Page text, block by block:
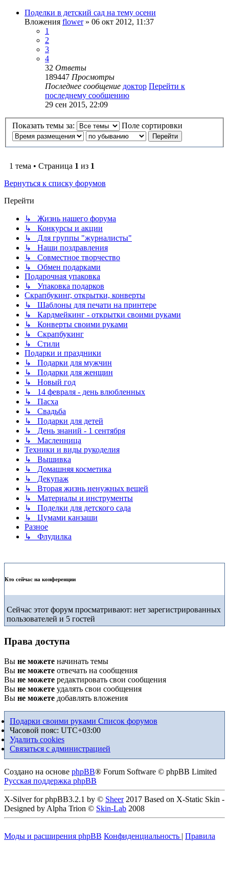
Поделки в детский сад на тему осени
Вложения flower» 06 окт 2012, 11:37
1
2
3
4
32 Ответы
189447 Просмотры
Последнее сообщение доктор Перейти к
последнему сообщению
29 сен 2015, 22:09
Показать темы за: Поле сортировки
1 тема • Страница 1 из 1
Вернуться к списку форумов
Перейти
↳ Жизнь нашего форума
↳ Конкурсы и акции
↳ Для группы "журналисты"
↳ Наши поздравления
↳ Совместное творчество
↳ Обмен подарками
Подарочная упаковка
↳ Упаковка подарков
Скрапбукинг, открытки, конверты
↳ Шаблоны для печати на принтере
↳ Кардмейкинг - открытки своими руками
↳ Конверты своими руками
↳ Скрапбукинг
↳ Стили
Подарки и праздники
↳ Подарки для мужчин
↳ Подарки для женщин
↳ Новый год
↳ 14 февраля - день влюбленных
↳ Пасха
↳ Свадьба
↳ Подарки для детей
↳ День знаний - 1 сентября
↳ Масленница
Техники и виды рукоделия
↳ Вышивка
↳ Домашняя косметика
↳ Декупаж
↳ Вторая жизнь ненужных вещей
↳ Материалы и инструменты
↳ Поделки для детского сада
↳ Цумами канзаши
Разное
↳ Флудилка
Кто сейчас на конференции
Сейчас этот форум просматривают: нет зарегистрированных
пользователей и 5 гостей
Права доступа
Вы не можете начинать темы
Вы не можете отвечать на сообщения
Вы не можете редактировать свои сообщения
Вы не можете удалять свои сообщения
Вы не можете добавлять вложения
Подарки своими руками Список форумов
Часовой пояс: UTC+03:00
Удалить cookies
Связаться с администрацией
Создано на основе phpBB® Forum Software © phpBB Limited
Русская поддержка phpBB
X-Silver for phpBB3.2.1 by © Sheer2017 Based on X-Static Skin -
Designed by Alpha Trion © Skin-Lab 2008
Моды и расширения phpBB Конфиденциальность | Правила